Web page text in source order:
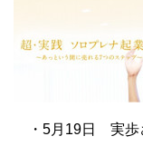
・5月19日 実歩